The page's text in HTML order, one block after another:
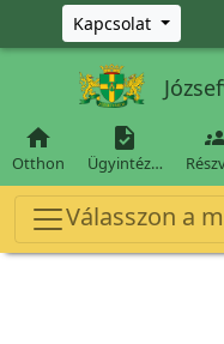
Ugrás a fő tartalomra
Kapcsolat

Otthon

Ügyintéz…
Válasszon a